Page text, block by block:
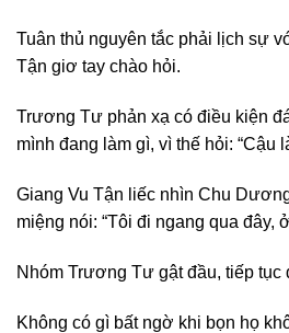
Tuân thủ nguyên tắc phải lịch sự
Tận giơ tay chào hỏi.
Trương Tư phản xạ có điều kiện
mình đang làm gì, vì thế hỏi: “Cậu
Giang Vu Tận liếc nhìn Chu
miệng nói: “Tôi đi ngang qua đây,
Nhóm Trương Tư gật đầu, tiếp tục
Không có gì bất ngờ khi bọn họ